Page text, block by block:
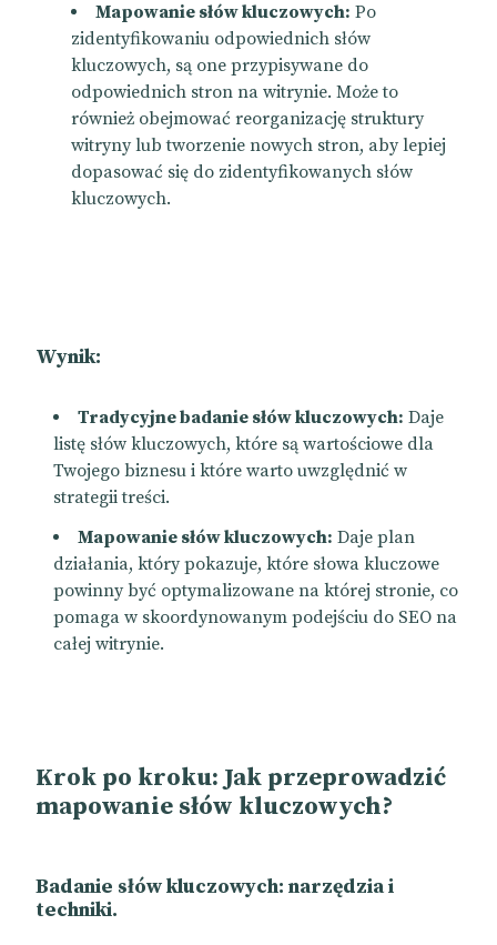
Mapowanie słów kluczowych: Po
zidentyfikowaniu odpowiednich słów
kluczowych, są one przypisywane do
odpowiednich stron na witrynie. Może to
również obejmować reorganizację struktury
witryny lub tworzenie nowych stron, aby lepiej
dopasować się do zidentyfikowanych słów
kluczowych.
Wynik:
Tradycyjne badanie słów kluczowych: Daje
listę słów kluczowych, które są wartościowe dla
Twojego biznesu i które warto uwzględnić w
strategii treści.
Mapowanie słów kluczowych: Daje plan
działania, który pokazuje, które słowa kluczowe
powinny być optymalizowane na której stronie, co
pomaga w skoordynowanym podejściu do SEO na
całej witrynie.
Krok po kroku: Jak przeprowadzić
mapowanie słów kluczowych?
Badanie słów kluczowych: narzędzia i
techniki.